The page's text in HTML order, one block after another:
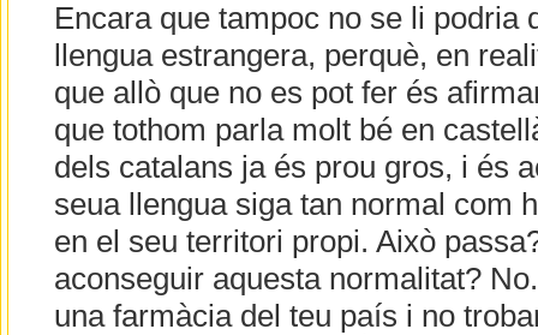
Encara que tampoc no se li podria
llengua estrangera, perquè, en
que allò que no es pot fer és
que tothom parla molt bé en
dels catalans ja és prou gros, i és
seua llengua siga tan normal com
en el seu territori propi. Això
aconseguir aquesta normalitat?
una farmàcia del teu país i no